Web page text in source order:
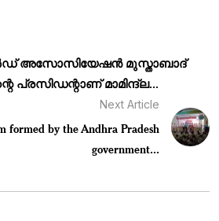
അസോസിയേഷൻ മുസ്താബാദ്
പ്രസിഡന്റാണ് മാമിന്ദ്‌ല...
Next Article
formed by the Andhra Pradesh
government...